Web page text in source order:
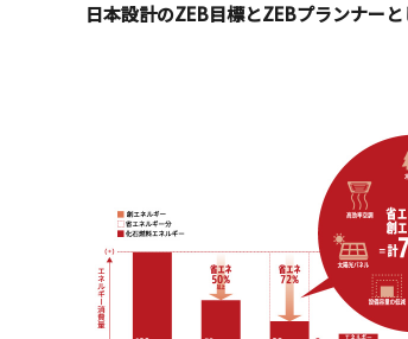
日本設計のZEB目標とZEBプランナー